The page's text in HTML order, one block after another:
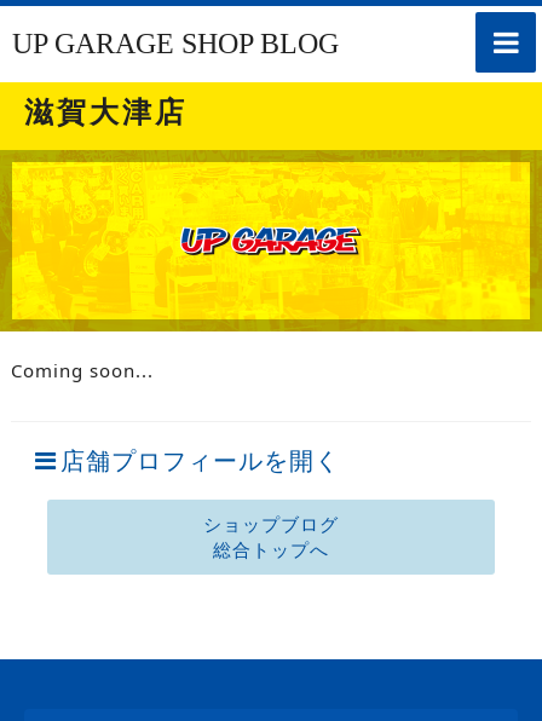
toggle
UP GARAGE SHOP BLOG
滋賀大津店
Coming soon...
店舗プロフィールを開く
ショップブログ
総合トップへ